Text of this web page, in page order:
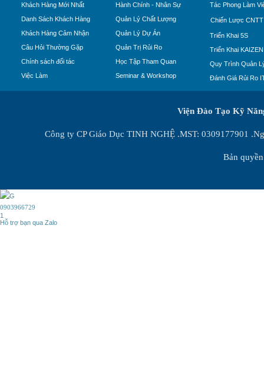
Khách Hàng Mới Nhất
Danh Sách Khách Hàng
Khách Hàng Cảm Nhận
Câu Hỏi Thường Gặp
Chính sách đối tác
Việc Làm
Hành Chính - Nhân Sự
Quản Lý Chất Lượng
Quản Lý Dự Án
Quản Trị Rủi Ro
Học Tập Tham Quan
Seminar & Workshop
Tác Phong Làm
Chiến Lược CNTT
Triển Khai 5S
Triển Khai KAIZEN
Quy Trình Quản
Đánh Giá Rủi Ro
Viện Đào Tạo Kỹ
Công ty CP Giáo Dục TINH NGHỆ .MST: 0309177901
Bản
0903966729
1
Hỗ trợ bạn qua Zalo